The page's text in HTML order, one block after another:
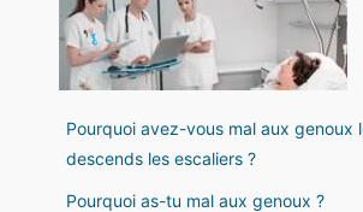
Pourquoi avez-vous mal aux genoux
descends les escaliers ?
Pourquoi as-tu mal aux genoux ?